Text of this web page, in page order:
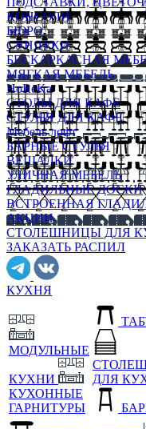
КОНСОЛИ
БЮРО
СУНДУКИ
БЕСКАРКАСНАЯ
МЯГКАЯ МЕБЕЛЬ
HoReKa
СТОЛЫ ДЛЯ КАФЕ
СТУЛЬЯ ДЛЯ КАФЕ
Мебель лофт
БАРНЫЕ СТУЛЬЯ
ВЕШАЛКИ
УЛИЧНАЯ МЕБЕЛЬ
ГЛАДИЛЬНЫЕ ДОСКИ
ВСТРОЕННАЯ
АКЦИИ
СТОЛЕШНИЦЫ ДЛЯ
ЗАКАЗАТЬ РАСПИЛ
КУХНЯ
МОДУЛЬНЫЕ
КУХНИ
КУХОННЫЕ
ГАРНИТУРЫ
ДЛЯ